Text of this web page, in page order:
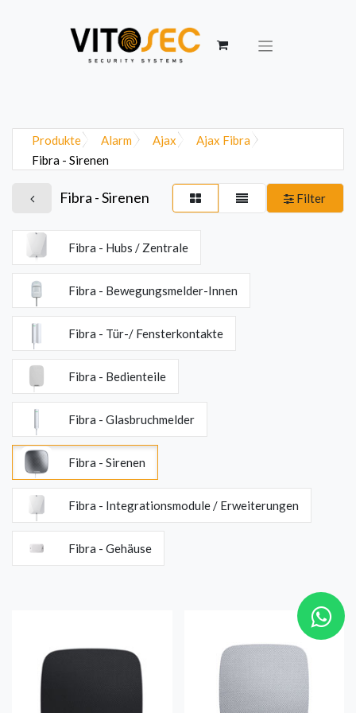
Produkte Alarm Ajax
Ajax Fibra
Fibra - Sirenen
Fibra - Sirenen Filter
Fibra - Hubs / Zentrale
Fibra - Bewegungsmelder-Innen
Fibra - Tür-/ Fensterkontakte
Fibra - Bedienteile
Fibra - Glasbruchmelder
Fibra - Sirenen
Fibra - Integrationsmodule / Erweiterungen
Fibra - Gehäuse